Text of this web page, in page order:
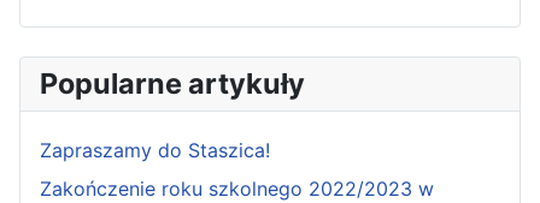
Popularne artykuły
Zapraszamy do Staszica!
Zakończenie roku szkolnego 2022/2023 w